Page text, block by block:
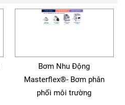
Bơm Nhu Động
Masterflex®- Bơm phân
phối môi trường